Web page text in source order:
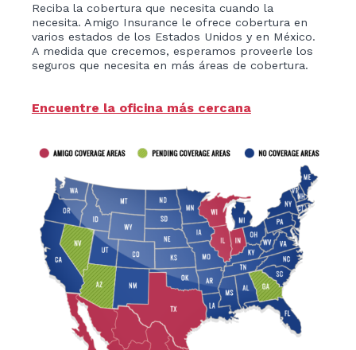
Reciba la cobertura que necesita cuando la
necesita. Amigo Insurance le ofrece cobertura en
varios estados de los Estados Unidos y en México.
A medida que crecemos, esperamos proveerle los
seguros que necesita en más áreas de cobertura.
Encuentre la oficina más cercana